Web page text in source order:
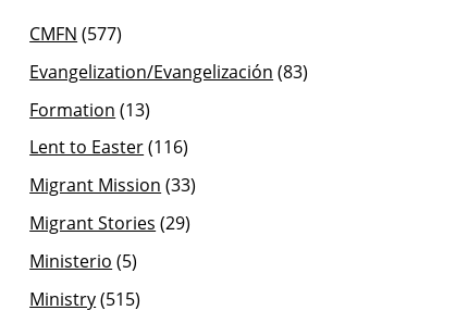
CMFN (577)
Evangelization/Evangelización (83)
Formation (13)
Lent to Easter(116)
Migrant Mission (33)
Migrant Stories (29)
Ministerio (5)
Ministry(515)